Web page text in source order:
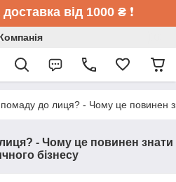
від 1000 ₴ ❗
до лиця? - Чому це повинен
- Чому це повинен знати
бізнесу